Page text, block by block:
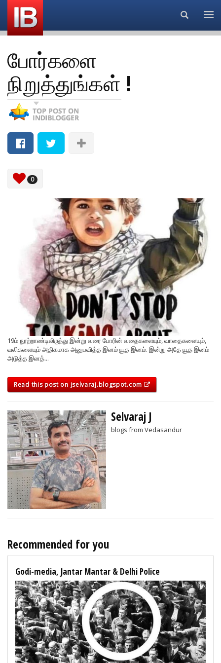
Search...
போர்களை
நிறுத்துங்கள் !
0
19ம் நூற்றாண்டிலிருந்து இன்று வரை போரின் வதைகளையும், வாதைகளையும்,
வலிகளையும் அதிகமாக அனுபவித்த இனம் யூத இனம். இன்று அதே யூத இனம்
அடுத்த இனத்...
Read this post on jselvaraj.blogspot.com
Selvaraj J
blogs from Vedasandur
Recommended for you
Godi-media, Jantar Mantar & Delhi Police